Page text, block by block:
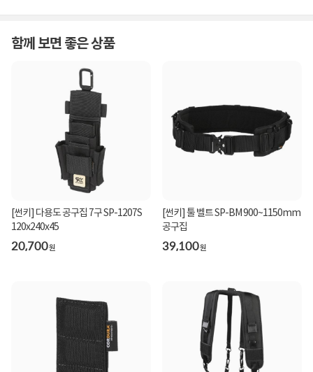
함께 보면 좋은 상품
[썬키] 다용도 공구집 7구 SP-1207S
120x240x45
20,700원
[썬키] 툴 벨트 SP-BM 900~1150mm
공구집
39,100원